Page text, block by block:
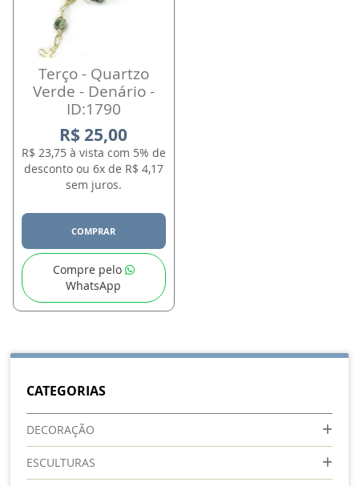
Terço - Quartzo
Verde - Denário -
ID:1790
R$ 25,00
R$ 23,75 à vista com 5% de
desconto ou 6x de R$ 4,17
sem juros.
COMPRAR
Compre pelo
WhatsApp
CATEGORIAS
DECORAÇÃO
ESCULTURAS